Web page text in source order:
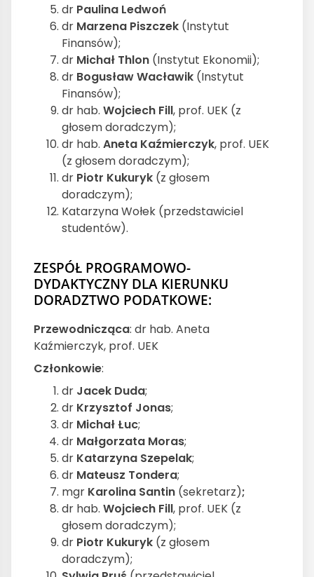
dr Paulina Ledwoń
dr Marzena Piszczek (Instytut
Finansów);
dr Michał Thlon (Instytut Ekonomii);
dr Bogusław Wacławik (Instytut
Finansów);
dr hab. Wojciech Fill, prof. UEK (z
głosem doradczym);
dr hab. Aneta Kaźmierczyk, prof. UEK
(z głosem doradczym);
dr Piotr Kukuryk (z głosem
doradczym);
Katarzyna Wołek (przedstawiciel
studentów).
ZESPÓŁ PROGRAMOWO-
DYDAKTYCZNY DLA KIERUNKU
DORADZTWO PODATKOWE:
Przewodnicząca: dr hab. Aneta
Kaźmierczyk, prof. UEK
Członkowie:
dr Jacek Duda;
dr Krzysztof Jonas;
dr Michał Łuc;
dr Małgorzata Moras;
dr Katarzyna Szepelak;
dr Mateusz Tondera;
mgr Karolina Santin (sekretarz);
dr hab. Wojciech Fill, prof. UEK (z
głosem doradczym);
dr Piotr Kukuryk (z głosem
doradczym);